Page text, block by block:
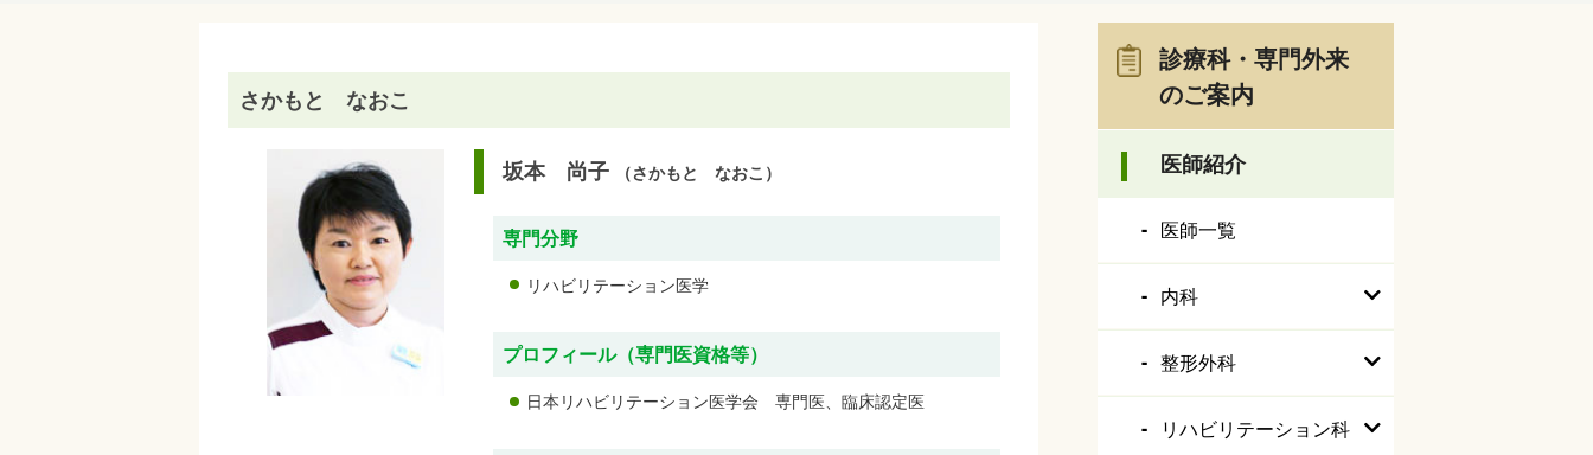
さかもと なおこ
坂本 尚子 （さかもと なおこ）
専門分野
リハビリテーション医学
プロフィール（専門医資格等）
日本リハビリテーション医学会 専門医、臨床認定医
診療科・専門外来
のご案内
医師紹介
医師一覧
内科
整形外科
リハビリテーション科